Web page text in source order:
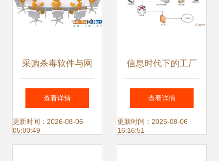
采购杀毒软件与网
络信息安全软件开
发 守护网络环境的
查看详情
更新时间：2026-08-06
05:00:49
信息时代下的工厂
信息安全 ERP系统
如何构筑数字防线
查看详情
更新时间：2026-08-06
16:16:51